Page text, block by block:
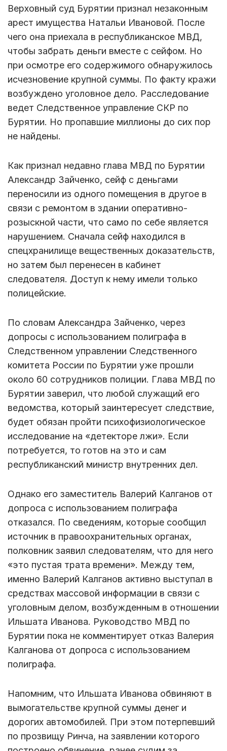
Верховный суд Бурятии признал незаконным
арест имущества Натальи Ивановой. После
чего она приехала в республиканское МВД,
чтобы забрать деньги вместе с сейфом. Но
при осмотре его содержимого обнаружилось
исчезновение крупной суммы. По факту кражи
возбуждено уголовное дело. Расследование
ведет Следственное управление СКР по
Бурятии. Но пропавшие миллионы до сих пор
не найдены.
Как признал недавно глава МВД по Бурятии
Александр Зайченко, сейф с деньгами
переносили из одного помещения в другое в
связи с ремонтом в здании оперативно-
розыскной части, что само по себе является
нарушением. Сначала сейф находился в
спецхранилище вещественных доказательств,
но затем был перенесен в кабинет
следователя. Доступ к нему имели только
полицейские.
По словам Александра Зайченко, через
допросы с использованием полиграфа в
Следственном управлении Следственного
комитета России по Бурятии уже прошли
около 60 сотрудников полиции. Глава МВД по
Бурятии заверил, что любой служащий его
ведомства, который заинтересует следствие,
будет обязан пройти психофизиологическое
исследование на «детекторе лжи». Если
потребуется, то готов на это и сам
республиканский министр внутренних дел.
Однако его заместитель Валерий Калганов от
допроса с использованием полиграфа
отказался. По сведениям, которые сообщил
источник в правоохранительных органах,
полковник заявил следователям, что для него
«это пустая трата времени». Между тем,
именно Валерий Калганов активно выступал в
средствах массовой информации в связи с
уголовным делом, возбужденным в отношении
Ильшата Иванова. Руководство МВД по
Бурятии пока не комментирует отказ Валерия
Калганова от допроса с использованием
полиграфа.
Напомним, что Ильшата Иванова обвиняют в
вымогательстве крупной суммы денег и
дорогих автомобилей. При этом потерпевший
по прозвищу Ринча, на заявлении которого